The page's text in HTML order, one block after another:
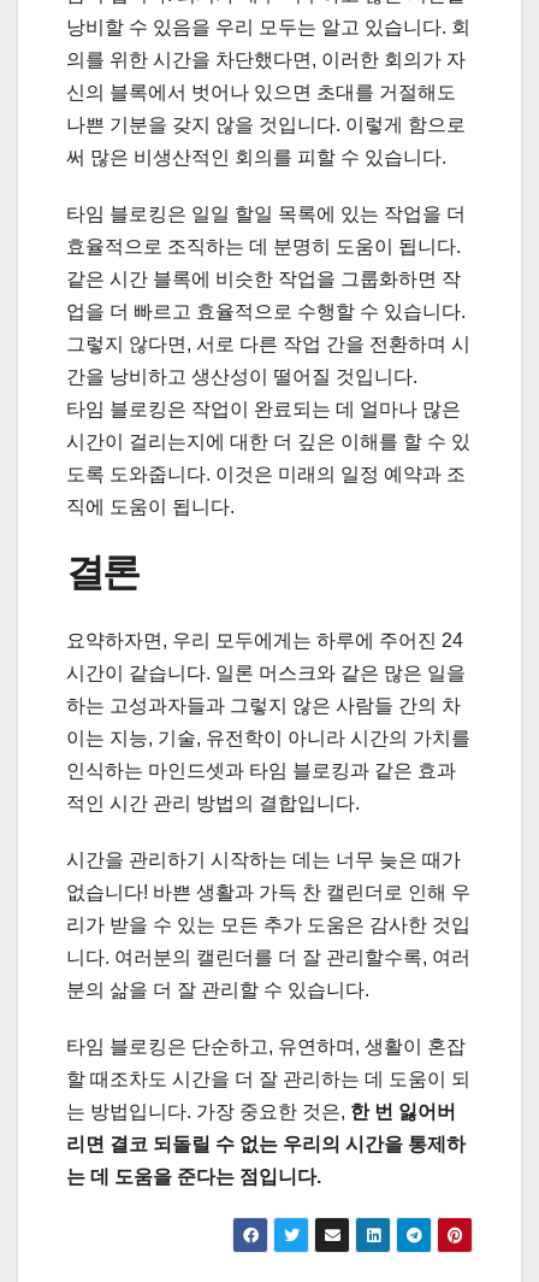
낭비할 수 있음을 우리 모두는 알고 있습니다. 회
의를 위한 시간을 차단했다면, 이러한 회의가 자
신의 블록에서 벗어나 있으면 초대를 거절해도
나쁜 기분을 갖지 않을 것입니다. 이렇게 함으로
써 많은 비생산적인 회의를 피할 수 있습니다.
타임 블로킹은 일일 할일 목록에 있는 작업을 더
효율적으로 조직하는 데 분명히 도움이 됩니다.
같은 시간 블록에 비슷한 작업을 그룹화하면 작
업을 더 빠르고 효율적으로 수행할 수 있습니다.
그렇지 않다면, 서로 다른 작업 간을 전환하며 시
간을 낭비하고 생산성이 떨어질 것입니다.
타임 블로킹은 작업이 완료되는 데 얼마나 많은
시간이 걸리는지에 대한 더 깊은 이해를 할 수 있
도록 도와줍니다. 이것은 미래의 일정 예약과 조
직에 도움이 됩니다.
결론
요약하자면, 우리 모두에게는 하루에 주어진 24
시간이 같습니다. 일론 머스크와 같은 많은 일을
하는 고성과자들과 그렇지 않은 사람들 간의 차
이는 지능, 기술, 유전학이 아니라 시간의 가치를
인식하는 마인드셋과 타임 블로킹과 같은 효과
적인 시간 관리 방법의 결합입니다.
시간을 관리하기 시작하는 데는 너무 늦은 때가
없습니다! 바쁜 생활과 가득 찬 캘린더로 인해 우
리가 받을 수 있는 모든 추가 도움은 감사한 것입
니다. 여러분의 캘린더를 더 잘 관리할수록, 여러
분의 삶을 더 잘 관리할 수 있습니다.
타임 블로킹은 단순하고, 유연하며, 생활이 혼잡
할 때조차도 시간을 더 잘 관리하는 데 도움이 되
는 방법입니다. 가장 중요한 것은, 한 번 잃어버
리면 결코 되돌릴 수 없는 우리의 시간을 통제하
는 데 도움을 준다는 점입니다.